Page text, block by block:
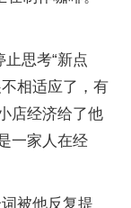
思考“新点
相适应了，有
店经济给了他
一家人在经
被他反复提